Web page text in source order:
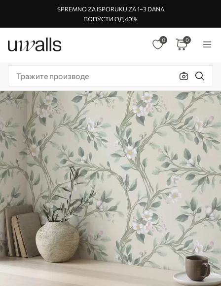
SPREMNO ZA ISPORUKU ZA 1–3 DANA
ПОПУСТИ ОД 40%
0 0